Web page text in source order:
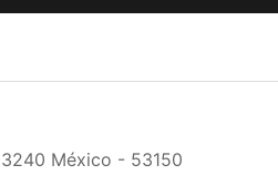
México - 53150